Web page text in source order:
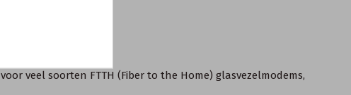
veel soorten FTTH (Fiber to the Home) glasvezelmodems,